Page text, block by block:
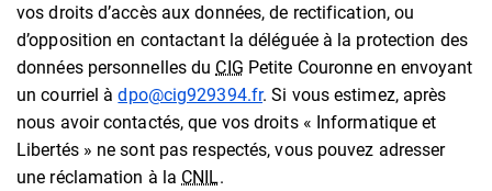
vos droits d’accès aux données, de rectification, ou
d’opposition en contactant la déléguée à la protection des
données personnelles du CIG Petite Couronne en envoyant
un courriel àdpo@cig929394.fr. Si vous estimez, après
nous avoir contactés, que vos droits « Informatique et
Libertés » ne sont pas respectés, vous pouvez adresser
une réclamation à la CNIL.